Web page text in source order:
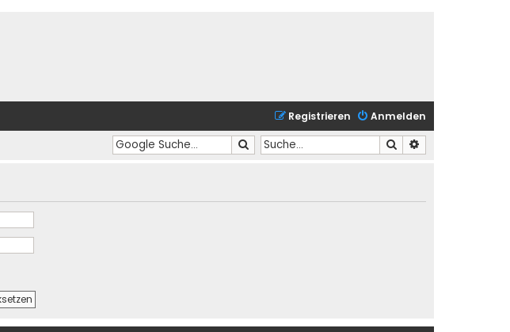
Anmelden
Registrieren
Suche
Suche